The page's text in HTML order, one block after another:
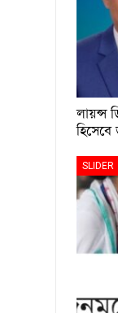
লায়ন্স
SLIDER